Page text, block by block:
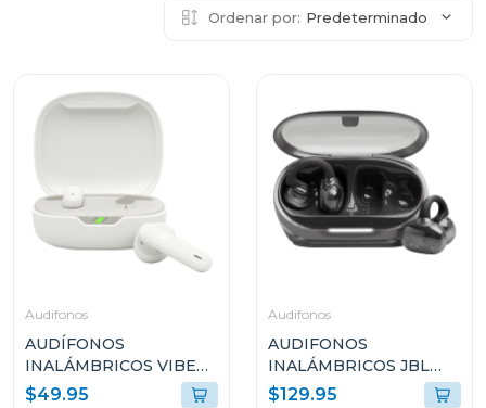
Ordenar por: Predeterminado
Audifonos
AUDÍFONOS
INALÁMBRICOS VIBE
FLEX 2 COLOR BLANCO
$49.95
Audifonos
AUDIFONOS
INALÁMBRICOS JBL
SOUNDGEAR CLIPS
$129.95